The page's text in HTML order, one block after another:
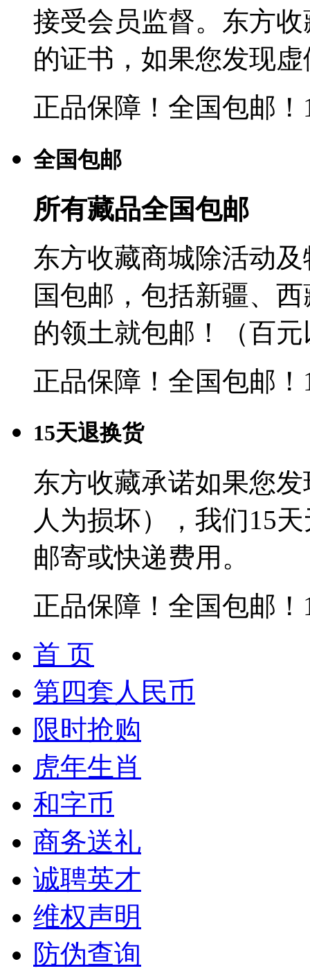
接受会员监督。东方
的证书，如果您发现
正品保障！全国包邮
全国包邮
所有藏品全国包邮
东方收藏商城除活动
国包邮，包括新疆、
的领土就包邮！（百
正品保障！全国包邮
15天退换货
东方收藏承诺如果您
人为损坏），我们15
邮寄或快递费用。
正品保障！全国包邮
首 页
第四套人民币
限时抢购
虎年生肖
和字币
商务送礼
诚聘英才
维权声明
防伪查询